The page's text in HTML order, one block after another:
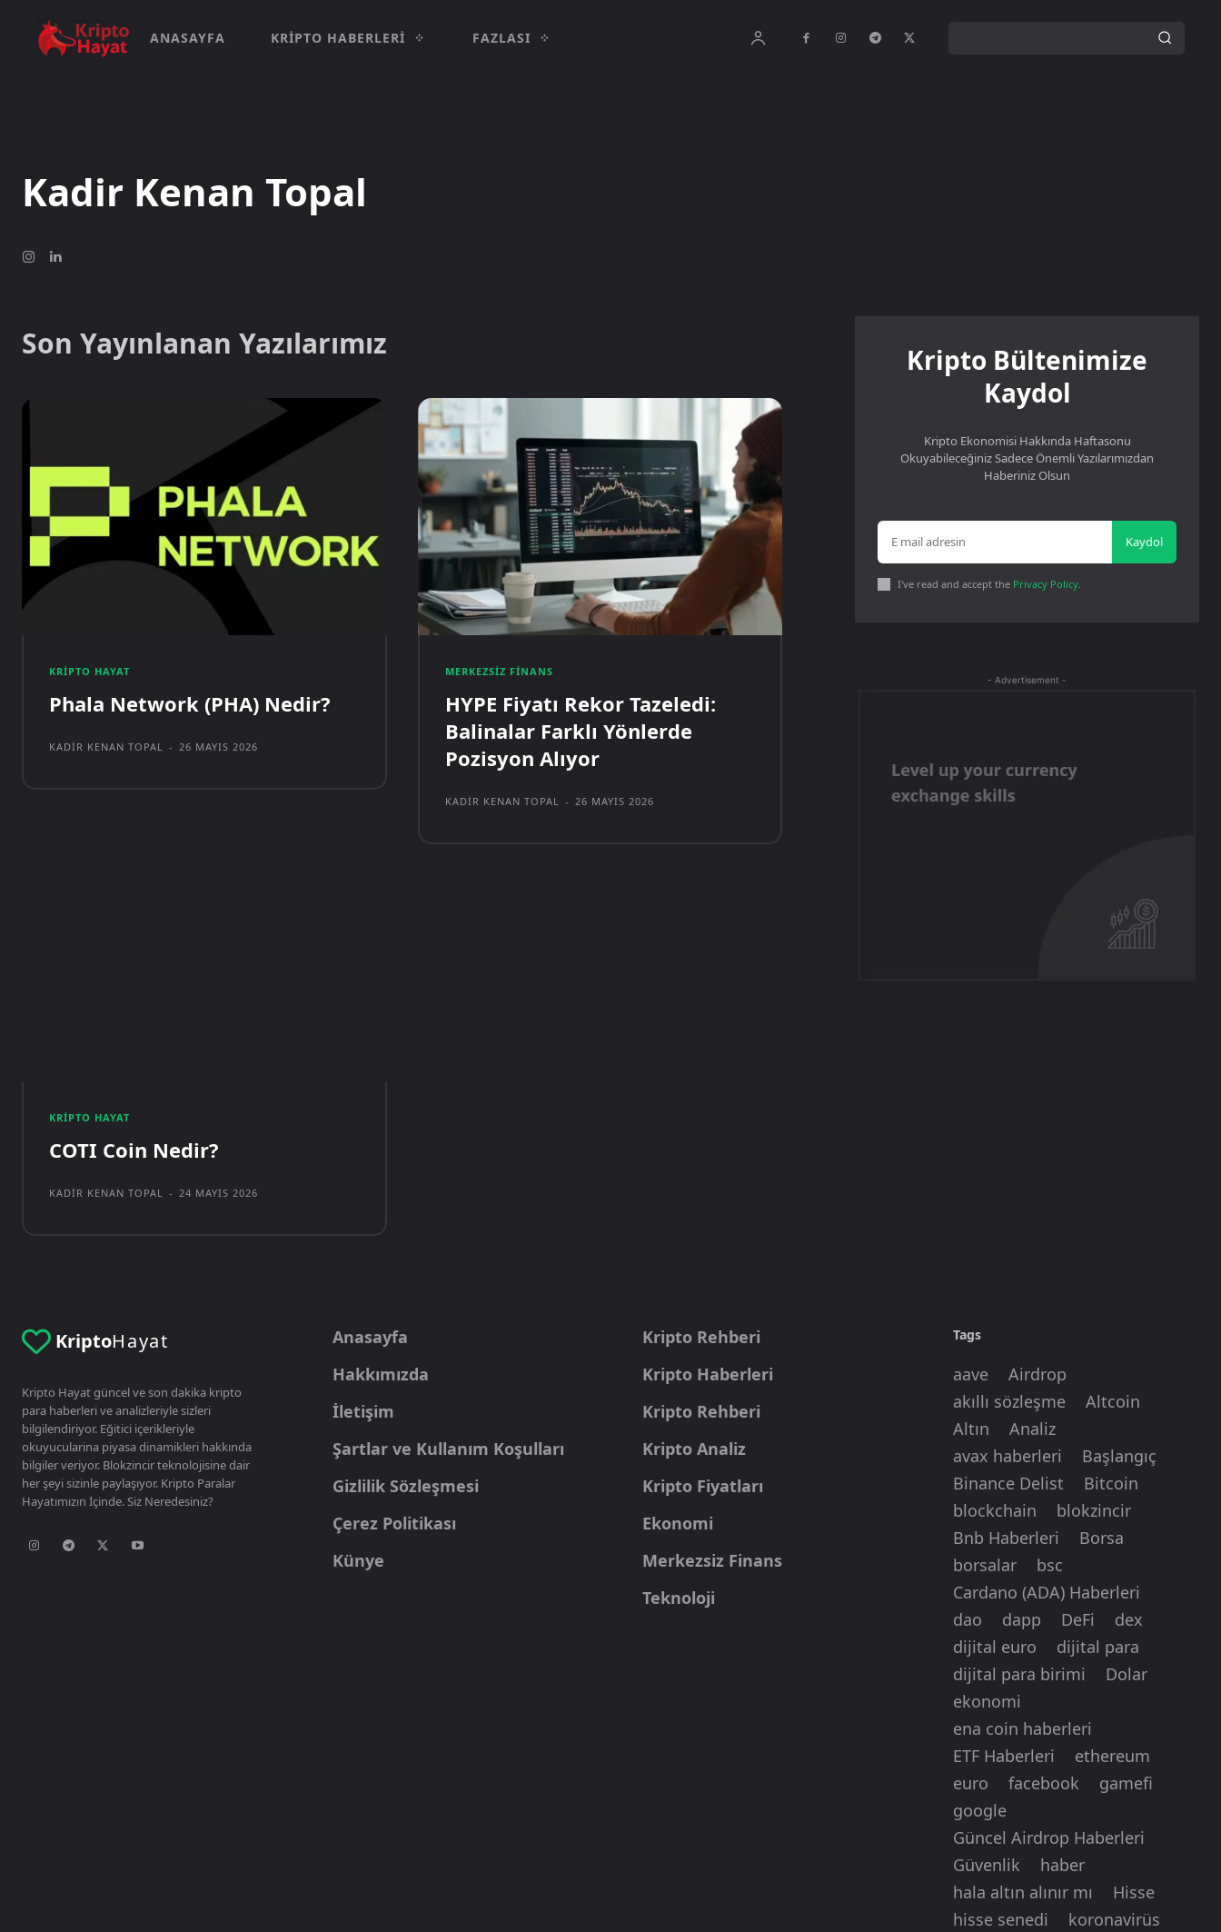
ANASAYFA KRIPTO HABERLERI FAZLASI
Kadir Kenan Topal
Son Yayınlanan Yazılarımız
KRIPTO HAYAT
Phala Network (PHA) Nedir?
KADIR KENAN TOPAL - 26 MAYIS 2026
MERKEZSIZ FINANS
HYPE Fiyatı Rekor Tazeledi:
Balinalar Farklı Yönlerde
Pozisyon Alıyor
KADIR KENAN TOPAL - 26 MAYIS 2026
KRIPTO HAYAT
COTI Coin Nedir?
KADIR KENAN TOPAL - 24 MAYIS 2026
Kripto Bültenimize
Kaydol
Kripto Ekonomisi Hakkında Haftasonu
Okuyabileceğiniz Sadece Önemli Yazılarımızdan
Haberiniz Olsun
Kaydol
I've read and accept the Privacy Policy.
- Advertisement -
KriptoHayat
Kripto Hayat güncel ve son dakika kripto
para haberleri ve analizleriyle sizleri
bilgilendiriyor. Eğitici içerikleriyle
okuyucularina piyasa dinamikleri hakkında
bilgiler veriyor. Blokzincir teknolojisine dair
her şeyi sizinle paylaşıyor. Kripto Paralar
Hayatımızın İçinde. Siz Neredesiniz?
Anasayfa
Hakkımızda
İletişim
Şartlar ve Kullanım Koşulları
Gizlilik Sözleşmesi
Çerez Politikası
Künye
Kripto Rehberi
Kripto Haberleri
Kripto Rehberi
Kripto Analiz
Kripto Fiyatları
Ekonomi
Merkezsiz Finans
Teknoloji
Tags
aave
Airdrop
akıllı sözleşme
Altcoin
Altın
Analiz
avax haberleri
Başlangıç
Binance Delist
Bitcoin
blockchain
blokzincir
Bnb Haberleri
Borsa
borsalar
bsc
Cardano (ADA) Haberleri
dao
dapp DeFi
dex
dijital euro
dijital para
dijital para birimi
Dolar
ekonomi
ena coin haberleri
ETF Haberleri
ethereum
euro
facebook
gamefi
google
Güncel Airdrop Haberleri
Güvenlik
haber
hala altın alınır mı
Hisse
hisse senedi
koronavirüs